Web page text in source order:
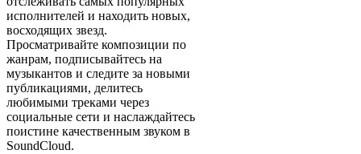
исполнителей и находить новых,
восходящих звезд.
Просматривайте композиции по
жанрам, подписывайтесь на
музыкантов и следите за новыми
публикациями, делитесь
любимыми треками через
социальные сети и наслаждайтесь
поистине качественным звуком в
SoundCloud.